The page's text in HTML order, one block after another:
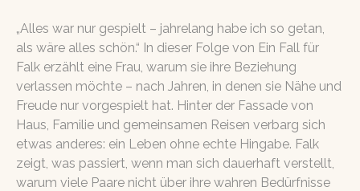
„Alles war nur gespielt – jahrelang habe ich so getan,
als wäre alles schön.“ In dieser Folge von Ein Fall für
Falk erzählt eine Frau, warum sie ihre Beziehung
verlassen möchte – nach Jahren, in denen sie Nähe und
Freude nur vorgespielt hat. Hinter der Fassade von
Haus, Familie und gemeinsamen Reisen verbarg sich
etwas anderes: ein Leben ohne echte Hingabe. Falk
zeigt, was passiert, wenn man sich dauerhaft verstellt,
warum viele Paare nicht über ihre wahren Bedürfnisse